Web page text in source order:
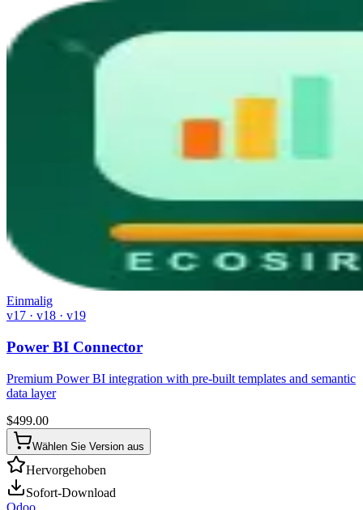
Einmalig
v17 · v18 · v19
Power BI Connector
Premium Power BI integration with pre-built templates and semantic
data layer
$499.00
Wählen Sie Version aus
Hervorgehoben
Sofort-Download
Odoo